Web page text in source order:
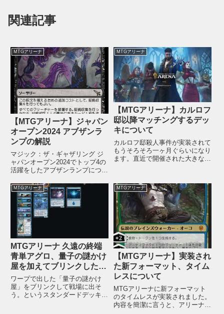
関連記事
MTGアリーナ
【MTGアリーナ】ジャパン
オープン2024 アブザンラ
ンプの解説
マジック：ザ・ギャザリング ジ
ャパンオープン2024でトップ4の
活躍をしたアブザンランプについ
らランプデッキはこれまで採用し
てきた、基本土地タイプを3つ持
っていた3色ランドがスタン落ち
したことで版図の達成がキツ...
MTGアリーナ
【MTGアリーナ】カルロフ
邸以降マッチングするデッ
キについて
カルロフ邸殺人事件が実装されて
もうそろそろ一ヶ月ぐらいになり
ます。直近で開催された大きな大
ジ、2位ドメインランププロツア
ー・カルロフ邸殺人事件では1位
ラクドス吸血鬼、2位ボロスヒロ
イ...
MTGアリーナ
MTGアリーナ 久遠の終端
青単アグロ、量子の謎かけ
屋を加えてブリンクしたい
デッキ
ワープで出した「量子の謎かけ
屋」をブリンクして戦場に出そ
う。というスタンダードデッキで
MTGアリーナ
【MTGアリーナ】実装され
た新フォーマット、タイム
レスについて
MTGアリーナに新フォーマット
のタイムレスが実装されました。
内容を簡潔に言うと、アリーナに